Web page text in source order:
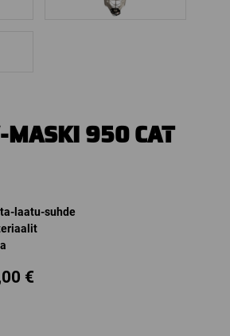
MASKI 950 CAT
laatu-suhde
€